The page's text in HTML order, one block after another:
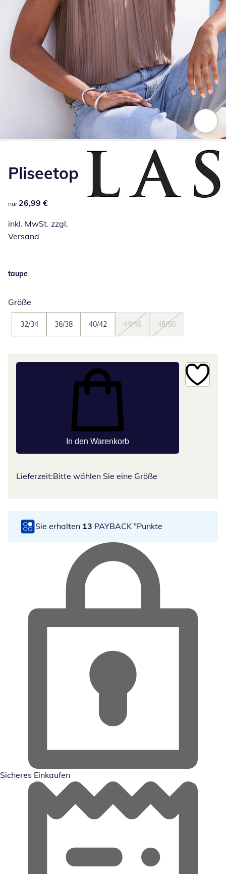
Pliseetop
26,99 €
nur 26,99 €
inkl. MwSt. zzgl.
Versand
taupe
Größe
32/34 36/38 40/42 44/46 48/50
In den Warenkorb
Lieferzeit:Bitte wählen Sie eine Größe
Sie erhalten 13 PAYBACK °Punkte
Sicheres Einkaufen